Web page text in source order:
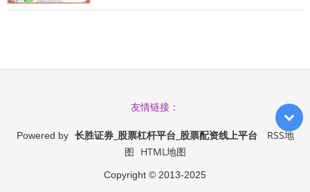
友情链接：
Powered by 长胜证券_股票杠杆平台_股票配资线上平台
RSS地
图 HTML地图
Copyright © 2013-2025